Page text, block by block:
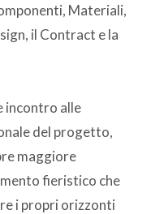
Materiali,
il Contract e la
incontro alle
del progetto,
maggiore
fieristico che
i propri orizzonti